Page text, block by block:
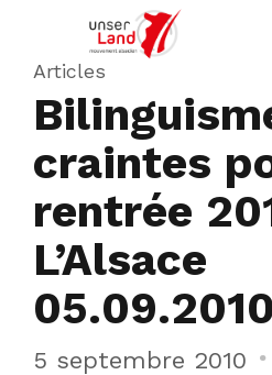
Articles
craintes
rentrée
L’Alsace
05.09.2010
5 septembre 2010